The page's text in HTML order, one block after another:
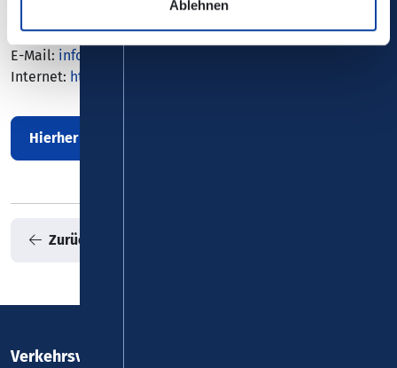
Ablehnen
Telefax: 0261 - 42 666
E-Mail: info(at)cafehahn.de
Internet: https://www.cafehahn.de
Hierher mit Bus/Bahn
Zurück zur Übersicht
Verkehrsverbund Rhein-Mosel GmbH